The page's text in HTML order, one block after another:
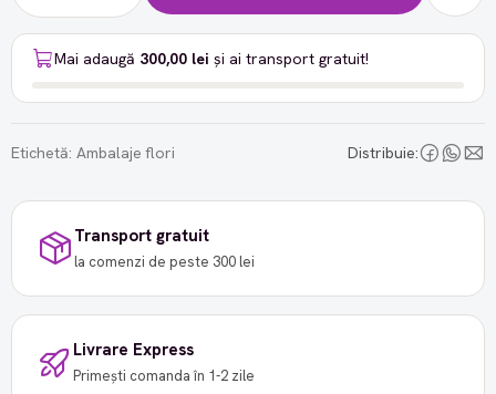
Mai adaugă 300,00 lei și ai transport gratuit!
Etichetă: Ambalaje flori Distribuie:
Transport gratuit
la comenzi de peste 300 lei
Livrare Express
Primești comanda în 1-2 zile